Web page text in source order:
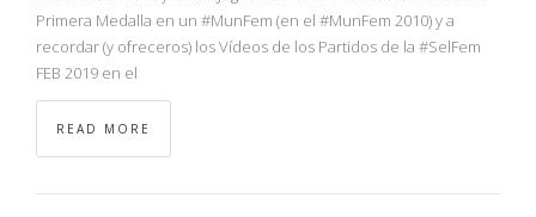
Primera Medalla en un #MunFem (en el #MunFem 2010) y a
recordar (y ofreceros) los Vídeos de los Partidos de la #SelFem
FEB 2019 en el
READ MORE